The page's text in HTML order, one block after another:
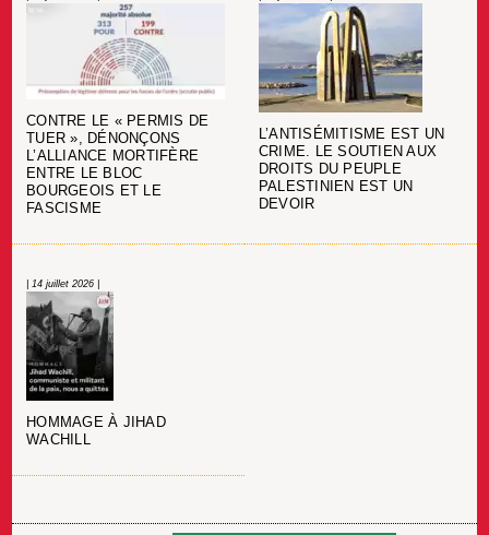
CONTRE LE « PERMIS DE
TUER », DÉNONÇONS
L’ALLIANCE MORTIFÈRE
ENTRE LE BLOC
BOURGEOIS ET LE
FASCISME
L’ANTISÉMITISME EST UN
CRIME. LE SOUTIEN AUX
DROITS DU PEUPLE
PALESTINIEN EST UN
DEVOIR
| 14 juillet 2026 |
HOMMAGE À JIHAD
WACHILL